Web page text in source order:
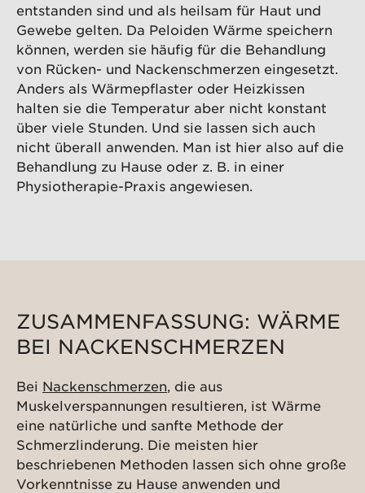
entstanden sind und als heilsam für Haut und
Gewebe gelten. Da Peloiden Wärme speichern
können, werden sie häufig für die Behandlung
von Rücken- und Nackenschmerzen eingesetzt.
Anders als Wärmepflaster oder Heizkissen
halten sie die Temperatur aber nicht konstant
über viele Stunden. Und sie lassen sich auch
nicht überall anwenden. Man ist hier also auf die
Behandlung zu Hause oder z. B. in einer
Physiotherapie-Praxis angewiesen.
ZUSAMMENFASSUNG: WÄRME
BEI NACKENSCHMERZEN
Bei Nackenschmerzen , die aus
Muskelverspannungen resultieren, ist Wärme
eine natürliche und sanfte Methode der
Schmerzlinderung. Die meisten hier
beschriebenen Methoden lassen sich ohne große
Vorkenntnisse zu Hause anwenden und